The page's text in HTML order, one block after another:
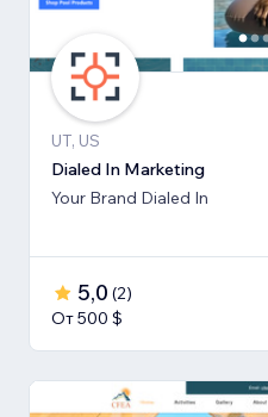
UT, US
Dialed In Marketing
Your Brand Dialed In
5,0 (2)
От 500 $